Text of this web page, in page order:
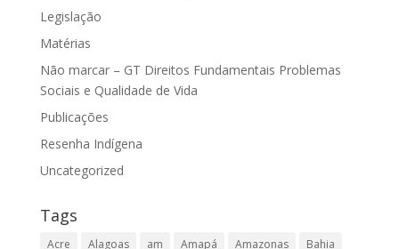
Legislação
Matérias
Não marcar – GT Direitos Fundamentais Problemas
Sociais e Qualidade de Vida
Publicações
Resenha Indígena
Uncategorized
Tags
Acre Alagoas am Amapá Amazonas
Bahia